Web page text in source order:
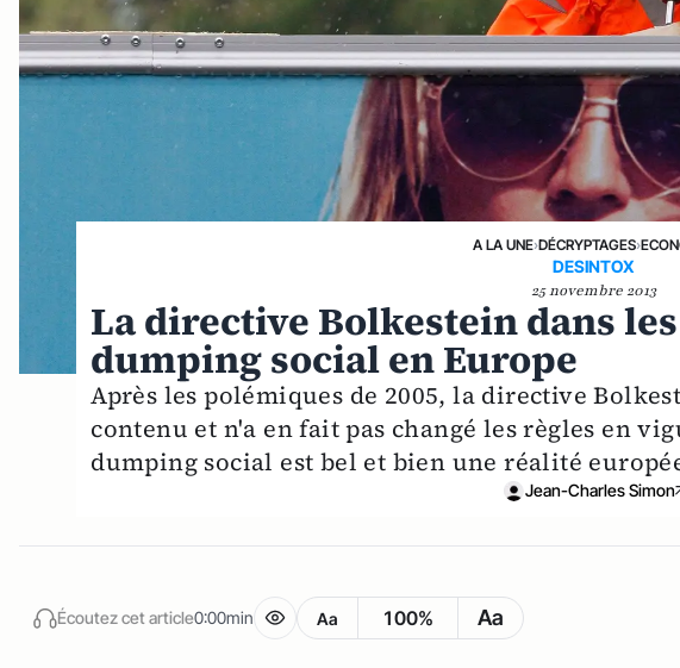
A LA UNE›DÉCRYPTAGES›
DESINTOX
25 novembre 2013
La directive Bolkestein dans
dumping social en Europe
Après les polémiques de 2005, la directive
contenu et n'a en fait pas changé les règles en
dumping social est bel et bien une réalité
Jean-Charles Simon
Écoutez cet article0:00min Aa 100% Aa